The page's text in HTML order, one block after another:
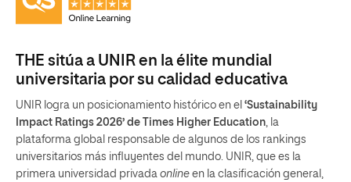
THE sitúa a UNIR en la élite mundial
universitaria por su calidad educativa
UNIR logra un posicionamiento histórico en el ‘Sustainability
Impact Ratings 2026’ de Times Higher Education , la
plataforma global responsable de algunos de los rankings
universitarios más influyentes del mundo. UNIR, que es la
primera universidad privada online en la clasificación general,